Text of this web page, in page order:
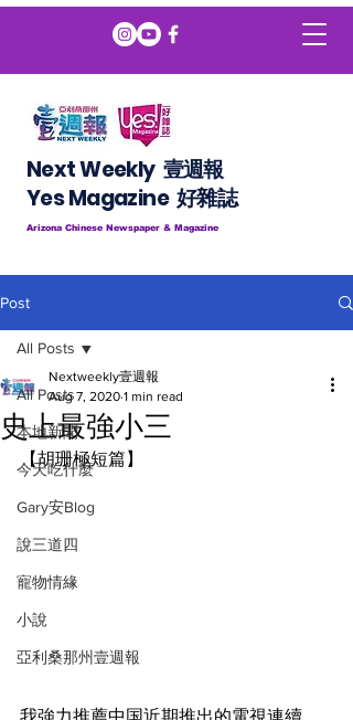
Next Weekly 壹週報
​​Yes Magazine 好雜誌
Arizona Chinese Newspaper & Magazine
Post
All Posts
本地新聞
今天吃什麼
Gary安Blog
說三道四
寵物情緣
小說
亞利桑那州壹週報
All Posts
史上最強小三
Nextweekly壹週報
Aug 7, 2020 1 min read
【胡珊極短篇】
我強力推薦中国近期推出的電視連續